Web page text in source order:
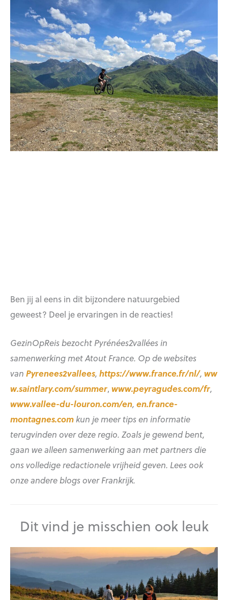
Ben jij al eens in dit bijzondere natuurgebied
geweest? Deel je ervaringen in de reacties!
GezinOpReis bezocht Pyrénées2valléesin
samenwerking met Atout France. Op de websites
van Pyrenees2vallees, https://www.france.fr/nl/, ww
w.saintlary.com/summer, www.peyragudes.com/fr,
www.vallee-du-louron.com/en, en.france-
montagnes.comkun je meer tips en informatie
terugvinden over deze regio. Zoals je gewend bent,
gaan we alleen samenwerking aan met partners die
ons volledige redactionele vrijheid geven. Lees ook
onze andere blogs over Frankrijk.
Dit vind je misschien ook leuk